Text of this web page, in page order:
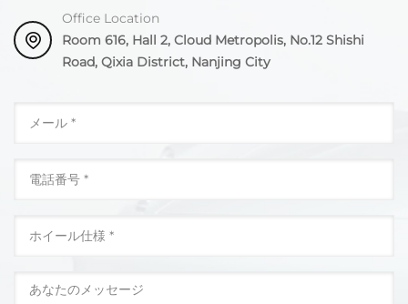
Office Location
Room 616, Hall 2, Cloud Metropolis, No.12 Shishi
Road, Qixia District, Nanjing City